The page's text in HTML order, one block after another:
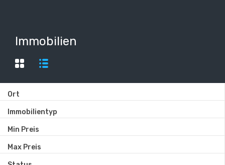
Immobilien
Ort
Immobilientyp
Min Preis
Max Preis